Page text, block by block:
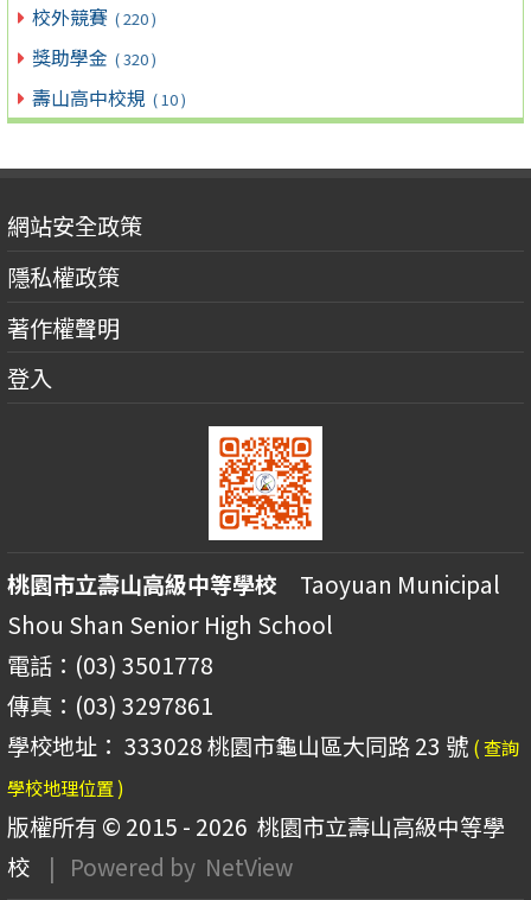
校外競賽 ( 220 )
獎助學金 ( 320 )
壽山高中校規 ( 10 )
網站安全政策
隱私權政策
著作權聲明
登入
桃園市立壽山高級中等學校 Taoyuan Municipal
Shou Shan Senior High School
電話：(03) 3501778
傳真：(03) 3297861
學校地址： 333028 桃園市龜山區大同路 23 號 ( 查詢
學校地理位置 )
版權所有 © 2015 - 2026 桃園市立壽山高級中等學
校
| Powered by NetView